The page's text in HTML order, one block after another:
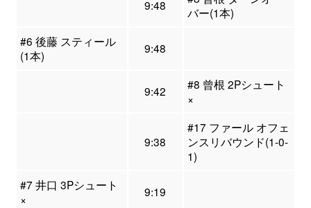
9:48
バー(1本)
#6 後藤 スティール
(1本)
9:48
9:42
#8 曾根 2Pシュート
×
9:38
#17 ファール オフェ
ンスリバウンド(1-0-
1)
#7 井口 3Pシュート
×
9:19